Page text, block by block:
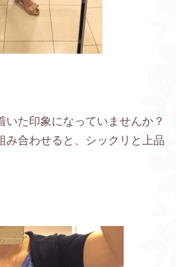
いた印象になっていませんか？
み合わせると、シックリと上品